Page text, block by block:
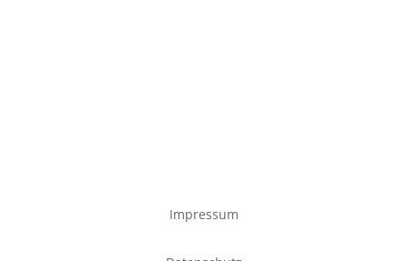
Impressum